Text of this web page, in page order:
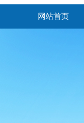
网站首页